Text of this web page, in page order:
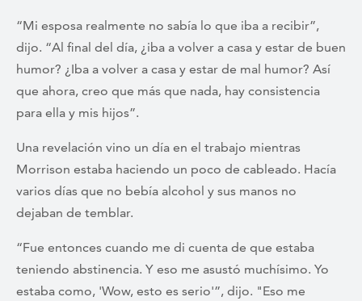
“Mi esposa realmente no sabía lo que iba a recibir”,
dijo. “Al final del día, ¿iba a volver a casa y estar de buen
humor? ¿Iba a volver a casa y estar de mal humor? Así
que ahora, creo que más que nada, hay consistencia
para ella y mis hijos”.
Una revelación vino un día en el trabajo mientras
Morrison estaba haciendo un poco de cableado. Hacía
varios días que no bebía alcohol y sus manos no
dejaban de temblar.
“Fue entonces cuando me di cuenta de que estaba
teniendo abstinencia. Y eso me asustó muchísimo. Yo
estaba como, 'Wow, esto es serio'”, dijo. "Eso me